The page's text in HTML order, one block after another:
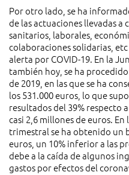
Por otro lado, se ha
de las actuaciones llevadas a
sanitarios, laborales,
colaboraciones solidarias,
alerta por COVID-19. En la
también hoy, se ha
de 2019, en las que se ha
los 531.000 euros, lo que
resultados del 39% respecto
casi 2,6 millones de euros.
trimestral se ha obtenido un
euros, un 10% inferior a las
debe a la caída de algunos
gastos por efectos del